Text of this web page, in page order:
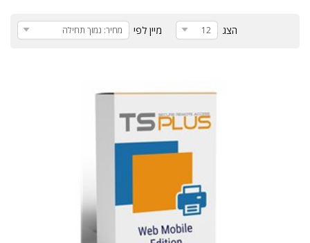
מיין לפי מחיר: נמוך תחילה הצג 12